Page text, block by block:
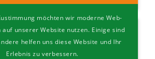
möchten wir moderne Web-
auf unserer Website nutzen. Einige sind
helfen uns diese Website und Ihr
Erlebnis zu verbessern.